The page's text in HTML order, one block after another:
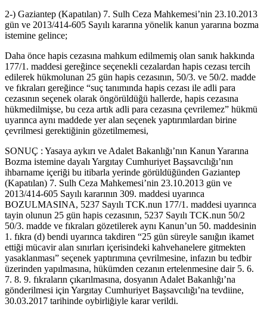
2-) Gaziantep (Kapatılan) 7. Sulh Ceza Mahkemesi’nin 23.10.2013
gün ve 2013/414-605 Sayılı kararına yönelik kanun yararına bozma
istemine gelince;
Daha önce hapis cezasına mahkum edilmemiş olan sanık hakkında
177/1. maddesi gereğince seçenekli cezalardan hapis cezası tercih
edilerek hükmolunan 25 gün hapis cezasının, 50/3. ve 50/2. madde
ve fıkraları gereğince “suç tanımında hapis cezası ile adli para
cezasının seçenek olarak öngörüldüğü hallerde, hapis cezasına
hükmedilmişse, bu ceza artık adli para cezasına çevrilemez” hükmü
uyarınca aynı maddede yer alan seçenek yaptırımlardan birine
çevrilmesi gerektiğinin gözetilmemesi,
SONUÇ : Yasaya aykırı ve Adalet Bakanlığı’nın Kanun Yararına
Bozma istemine dayalı Yargıtay Cumhuriyet Başsavcılığı’nın
ihbarname içeriği bu itibarla yerinde görüldüğünden Gaziantep
(Kapatılan) 7. Sulh Ceza Mahkemesi’nin 23.10.2013 gün ve
2013/414-605 Sayılı kararının 309. maddesi uyarınca
BOZULMASINA, 5237 Sayılı TCK.nun 177/1. maddesi uyarınca
tayin olunun 25 gün hapis cezasının, 5237 Sayılı TCK.nun 50/2
50/3. madde ve fıkraları gözetilerek aynı Kanun’un 50. maddesinin
1. fıkra (d) bendi uyarınca takdiren “25 gün süreyle sanığın ikamet
ettiği mücavir alan sınırları içerisindeki kahvehanelere gitmekten
yasaklanması” seçenek yaptırımına çevrilmesine, infazın bu tedbir
üzerinden yapılmasına, hükümden cezanın ertelenmesine dair 5. 6.
7. 8. 9. fıkraların çıkarılmasına, dosyanın Adalet Bakanlığı’na
gönderilmesi için Yargıtay Cumhuriyet Başsavcılığı’na tevdiine,
30.03.2017 tarihinde oybirliğiyle karar verildi.